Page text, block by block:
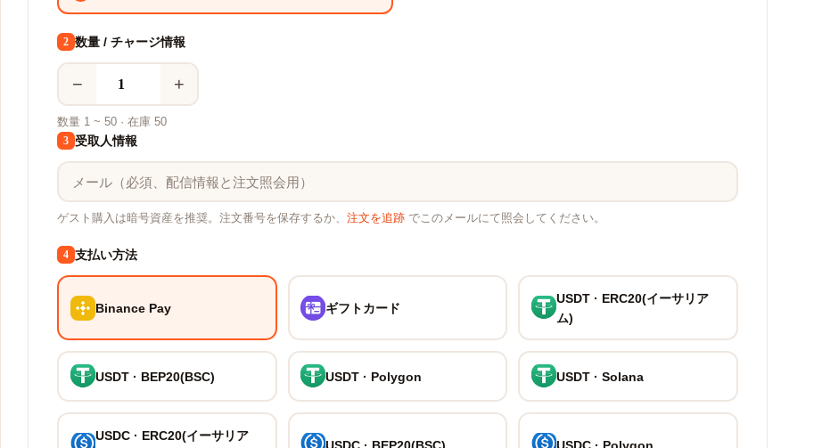
2 数量 / チャージ情報
− +
数量 1 ~ 50 · 在庫 50
3 受取人情報
ゲスト購入は暗号資産を推奨。注文番号を保存するか、 注文を追跡 でこのメールにて照会してください。
4 支払い方法
Binance Pay ギフトカード
USDT · ERC20(イーサリア
ム)
USDT · BEP20(BSC) USDT · Polygon USDT · Solana
USDC · ERC20(イーサリア
USDC · BEP20(BSC) USDC · Polygon